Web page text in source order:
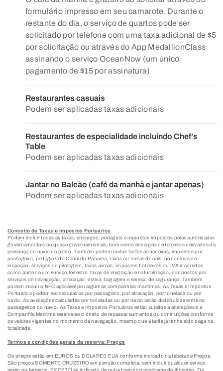
formulário impresso em seu camarote. Durante o
restante do dia, o serviço de quartos pode ser
solicitado por telefone com uma taxa adicional de $5
por solicitação ou através do App MedallionClass
assinando o serviço OceanNow (um único
pagamento de $15 por assinatura)
Restaurantes casuais
Podem ser aplicadas taxas adicionais
Restaurantes de especialidade incluindo Chef's
Table
Podem ser aplicadas taxas adicionais
Jantar no Balcão (café da manhã e jantar apenas)
Podem ser aplicadas taxas adicionais
Conceito de Taxas e Impostos Portuários
Podem incluir todas as taxas, encargos, pedágios e impostos impostos pelas autoridades
governamentais ou quase governamentais, bem como encargos de terceiros derivados da
presença do navio no porto. Também podem incluir tarifas aduaneiras, impostos por
passageiro, pedágios do Canal do Panamá, taxas ou tarifas de cais, honorários de
inspeção, serviços de pilotagem, taxas aéreas, impostos hoteleiros ou IVA incorridos
como parte de um serviço terrestre, taxas de imigração e naturalização, e impostos por
serviços de navegação, atracação, estiva, bagagem e serviço de segurança. Também
podem incluir o NFC aplicável por algumas companhias marítimas. As Taxas e Impostos
Portuários podem ser calculados por passageiro, por atracação, por tonelada ou por
navio. As avaliações calculadas por toneladas ou por navio serão distribuídas entre os
passageiros do navio. As Taxas e Impostos Portuários estão sujeitos a alterações e a
Companhia Marítima reserva-se o direito de repassar aumentos ou diminuições conforme
os valores vigentes no momento da navegação, mesmo que a tarifa já tenha sido paga na
totalidade.
Termos e condições gerais da reserva: Preços
Os preços estão em EUROS ou DÓLARES EUA conforme indicado na tabela de Preços.
São preços SOMENTE CRUZEIRO em pensão completa, sem incluir qualquer serviço
aéreo ou terrestre, EXCETO se indicado de outra forma no programa do itinerário. Os